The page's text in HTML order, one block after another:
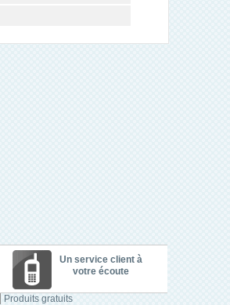
Un service client à
votre écoute
Produits gratuits